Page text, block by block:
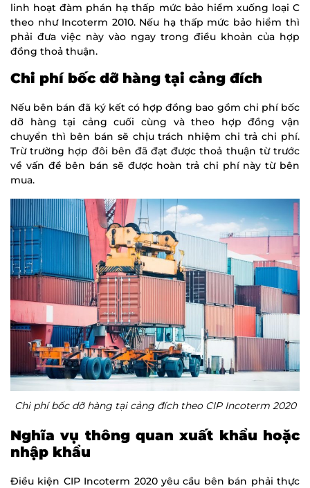
linh hoạt đàm phán hạ thấp mức bảo hiểm xuống loại C
theo như Incoterm 2010. Nếu hạ thấp mức bảo hiểm thì
phải đưa việc này vào ngay trong điều khoản của hợp
đồng thoả thuận.
Chi phí bốc dỡ hàng tại cảng đích
Nếu bên bán đã ký kết có hợp đồng bao gồm chi phí bốc
dỡ hàng tại cảng cuối cùng và theo hợp đồng vận
chuyển thì bên bán sẽ chịu trách nhiệm chi trả chi phí.
Trừ trường hợp đôi bên đã đạt được thoả thuận từ trước
về vấn đề bên bán sẽ được hoàn trả chi phí này từ bên
mua.
Chi phí bốc dỡ hàng tại cảng đích theo CIP Incoterm 2020
Nghĩa vụ thông quan xuất khẩu hoặc
nhập khẩu
Điều kiện CIP Incoterm 2020 yêu cầu bên bán phải thực